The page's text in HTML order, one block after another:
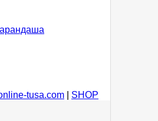
tusa.com SHOP